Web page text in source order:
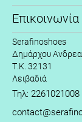
Επικοινωνία
Serafinoshoes
Δημάρχου
Τ.Κ. 32131
Λειβαδιά
Τηλ: 2261021008